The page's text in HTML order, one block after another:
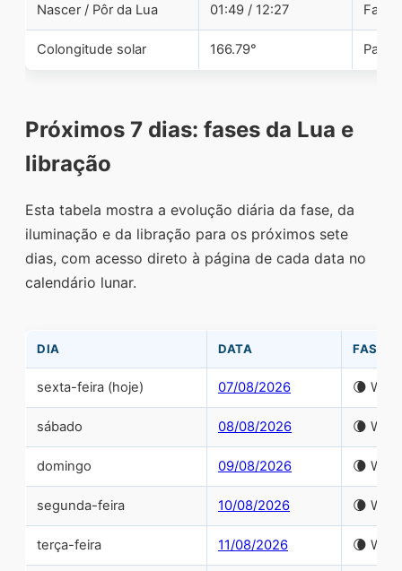
Nascer / Pôr da Lua 01:49 / 12:27
Colongitude solar 166.79°
Próximos 7 dias: fases da Lua e
libração
Esta tabela mostra a evolução diária da fase, da
iluminação e da libração para os próximos sete
dias, com acesso direto à página de cada data no
calendário lunar.
DIA DATA FASE
sexta-feira (hoje) 07/08/2026 🌘
sábado 08/08/2026 🌘
domingo 09/08/2026 🌘
segunda-feira 10/08/2026 🌘
terça-feira 11/08/2026 🌘